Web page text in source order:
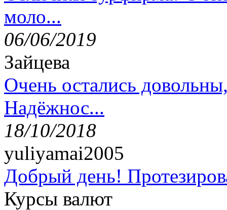
моло...
06/06/2019
Зайцева
Очень остались
Надёжнос...
18/10/2018
yuliyamai2005
Добрый день!
Курсы валют